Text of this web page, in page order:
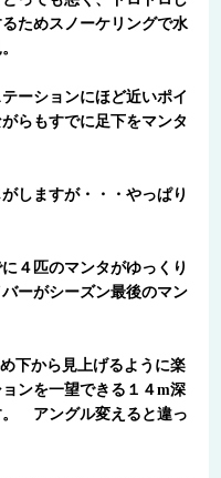
ためスノーケリングで水
ーションにほど近いポイ
らもすでに足下をマンタ
しますが・・・やっぱり
４匹のマンタがゆっくり
ーがシーズン最後のマン
下から見上げるように楽
ンを一望できる１４m深
。 アングル変えると違っ